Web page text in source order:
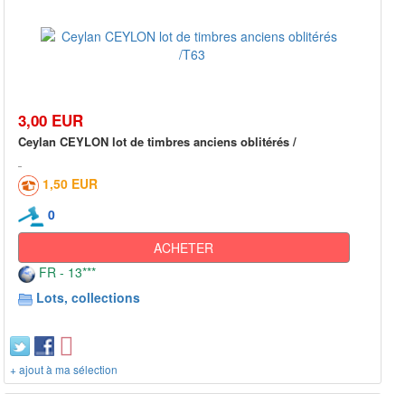
3,00 EUR
Ceylan CEYLON lot de timbres anciens oblitérés /
1,50 EUR
0
ACHETER
FR - 13***
Lots, collections
+ ajout à ma sélection